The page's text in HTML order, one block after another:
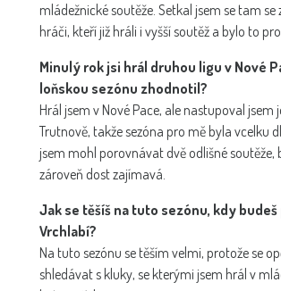
mládežnické soutěže. Setkal jsem se tam se
hráči, kteří již hráli i vyšší soutěž a bylo to
Minulý rok jsi hrál druhou ligu v Nové
loňskou sezónu zhodnotil?
Hrál jsem v Nové Pace, ale nastupoval jsem
Trutnově, takže sezóna pro mě byla vcelku
jsem mohl porovnávat dvě odlišné soutěže,
zároveň dost zajímavá.
Jak se těšíš na tuto sezónu, kdy
Vrchlabí?
Na tuto sezónu se těším velmi, protože se
shledávat s kluky, se kterými jsem hrál v